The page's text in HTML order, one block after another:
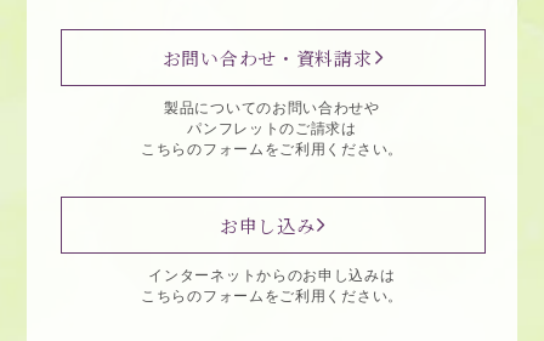
お問い合わせ・資料請求
製品についてのお問い合わせや
パンフレットのご請求は
こちらのフォームをご利用ください。
お申し込み
インターネットからのお申し込みは
こちらのフォームをご利用ください。